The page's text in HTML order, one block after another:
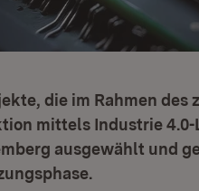
die im Rahmen
mittels Industrie
ausgewählt und